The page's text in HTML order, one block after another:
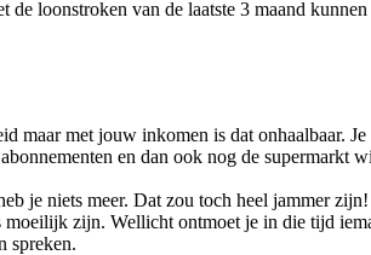
loonstroken van de laatste 3 maand
met jouw inkomen is dat onhaalbaar.
en dan ook nog de supermarkt
je niets meer. Dat zou toch heel jammer
zijn. Wellicht ontmoet je in die tijd
spreken.